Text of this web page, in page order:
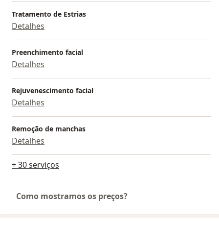
Tratamento de Estrias
Detalhes
Preenchimento facial
Detalhes
Rejuvenescimento facial
Detalhes
Remoção de manchas
Detalhes
+ 30 serviços
Como mostramos os preços?